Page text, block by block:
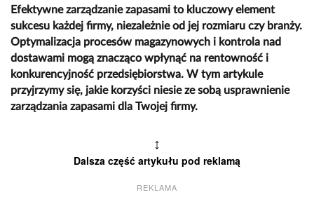
Efektywne zarządzanie zapasami to kluczowy element
sukcesu każdej firmy, niezależnie od jej rozmiaru czy branży.
Optymalizacja procesów magazynowych i kontrola nad
dostawami mogą znacząco wpłynąć na rentowność i
konkurencyjność przedsiębiorstwa. W tym artykule
przyjrzymy się, jakie korzyści niesie ze sobą usprawnienie
zarządzania zapasami dla Twojej firmy.
↕
Dalsza część artykułu pod reklamą
REKLAMA